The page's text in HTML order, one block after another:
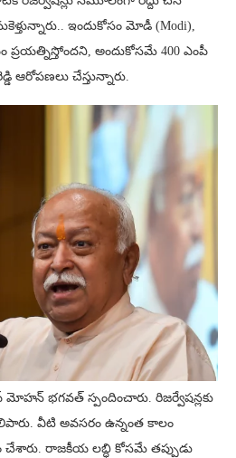
ఇందుకోసం మోడీ (Modi),
ప్రయత్నిస్తోందని, అందుకోసమే 400 ఎంపీ
ఆరోపణలు చేస్తున్నారు.
భగవత్ స్పందించారు. రిజర్వేషన్లకు
వీటి అవసరం ఉన్నంత కాలం
చేశారు. రాజకీయ లబ్ధి కోసమే తప్పుడు